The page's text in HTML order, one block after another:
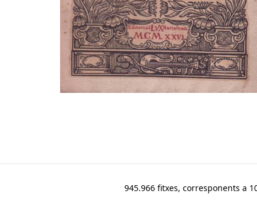
945.966 fitxes, corresponents a